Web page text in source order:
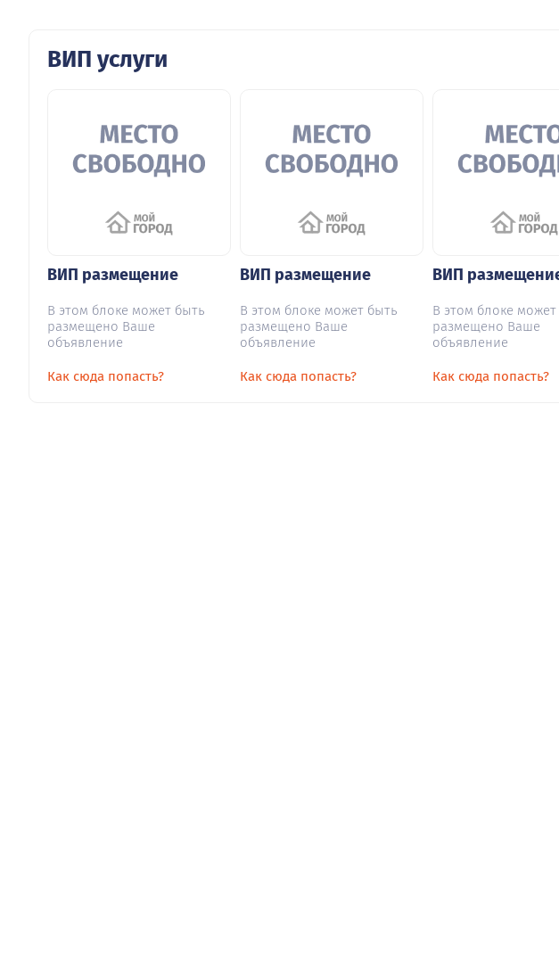
ВИП услуги
ВИП размещение
В этом блоке может быть
размещено Ваше
объявление
Как сюда попасть?
ВИП размещение
В этом блоке может быть
размещено Ваше
объявление
Как сюда попасть?
ВИП
В этом блоке
размещено Ваше
объявление
Как сюда попасть?